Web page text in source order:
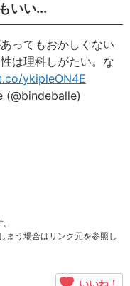
いい...
ってもおかしくない
は理科しがたい。な
ykipleON4E
(@bindeballe)
まう場合はリンク元を参照し
いいね！